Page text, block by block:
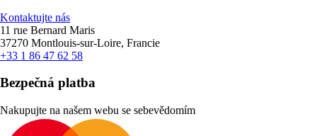
Kontaktujte nás
11 rue Bernard Maris
37270 Montlouis-sur-Loire, Francie
+33 1 86 47 62 58
Bezpečná platba
Nakupujte na našem webu se sebevědomím